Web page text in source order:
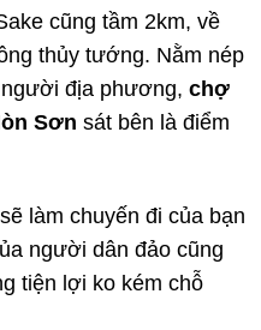
cũng tầm 2km, về
thủy tướng. Nằm nép
địa phương, chợ
Sơn sát bên là điểm
làm chuyến đi của bạn
người dân đảo cũng
tiện lợi ko kém chỗ